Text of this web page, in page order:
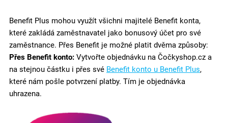
Benefit Plus mohou využít všichni majitelé Benefit konta,
které zakládá zaměstnavatel jako bonusový účet pro své
zaměstnance. Přes Benefit je možné platit dvěma způsoby:
Přes Benefit konto: Vytvořte objednávku na Čočkyshop.cz a
na stejnou částku i přes své Benefit konto u Benefit Plus,
které nám pošle potvrzení platby. Tím je objednávka
uhrazena.